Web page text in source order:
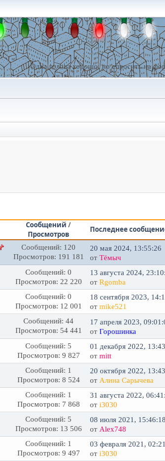
Одна голова хорошо, но спросить на
Сообщений /
Просмотров
Последнее
Сообщений: 120
Просмотров: 191 181
20 мая 2024, 13:55:26
отТёмыч
Сообщений: 0
Просмотров: 22 220
13 августа 2024,
отRgomba
Сообщений: 0
Просмотров: 12 001
18 сентября 2023,
отmike521
Сообщений: 44
Просмотров: 54 441
17 апреля 2023,
отГорошинка
Сообщений: 5
Просмотров: 9 827
01 декабря 2022,
отmitt
Сообщений: 1
Просмотров: 8 524
20 октября 2022,
от Алина Сарычева
Сообщений: 1
Просмотров: 7 868
31 августа 2022,
отi3030
Сообщений: 5
Просмотров: 13 506
08 июля 2021, 15:46:18
от Alex748
Сообщений: 1
Просмотров: 9 497
03 февраля 2021,
отi3030